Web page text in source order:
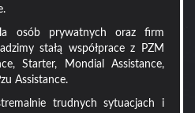
osób prywatnych oraz firm
stałą współprace z PZM
Starter, Mondial Assistance,
Assistance.
trudnych sytuacjach i